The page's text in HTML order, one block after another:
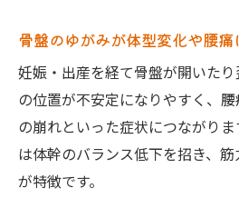
貌
矯正に偏らない体幹・
産後数年後でも遅くな
ア
体型変化や痛み改善に
は
骨盤のゆがみが体型変化や腰
妊娠・出産を経て骨盤が開いた
の位置が不安定になりやすく、
の崩れといった症状につながり
は体幹のバランス低下を招き、
が特徴です。